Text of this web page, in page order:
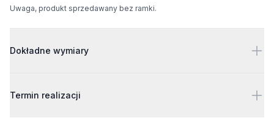
Uwaga, produkt sprzedawany bez ramki.
Dokładne wymiary
Termin realizacji